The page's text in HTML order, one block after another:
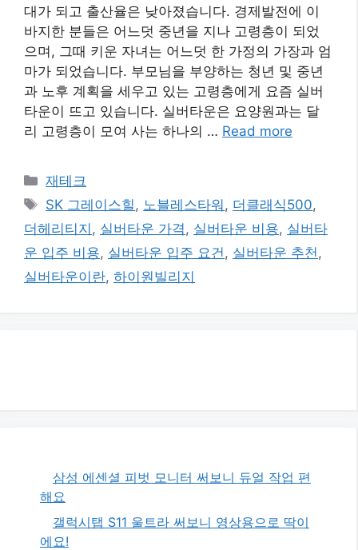
대가 되고 출산율은 낮아졌습니다. 경제발전에 이
바지한 분들은 어느덧 중년을 지나 고령층이 되었
으며, 그때 키운 자녀는 어느덧 한 가정의 가장과 엄
마가 되었습니다. 부모님을 부양하는 청년 및 중년
과 노후 계획을 세우고 있는 고령층에게 요즘 실버
타운이 뜨고 있습니다. 실버타운은 요양원과는 달
리 고령층이 모여 사는 하나의 … Read more
카
테
리
재테크
태
그
SK 그레이스힐 , 노블레스타워 , 더클래식500,
더헤리티지 , 실버타운 가격 , 실버타운 비용, 실버타
운 입주 비용, 실버타운 입주 요건 , 실버타운 추천 ,
실버타운이란, 하이원빌리지
삼성 에센셜 피벗 모니터 써보니 듀얼 작업 편
해요
갤럭시탭 S11 울트라 써보니 영상용으로 딱이
에요!